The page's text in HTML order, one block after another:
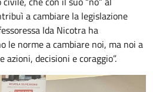
a cambiare la legislazione
Ida Nicotra ha
le norme a cambiare noi, ma noi a
decisioni e coraggio”.